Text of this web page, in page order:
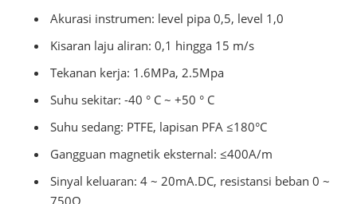
Akurasi instrumen: level pipa 0,5, level 1,0
Kisaran laju aliran: 0,1 hingga 15 m/s
Tekanan kerja: 1.6MPa, 2.5Mpa
Suhu sekitar: -40 ° C ~ +50 ° C
Suhu sedang: PTFE, lapisan PFA ≤180°C
Gangguan magnetik eksternal: ≤400A/m
Sinyal keluaran: 4 ~ 20mA.DC, resistansi beban 0 ~
750Ω